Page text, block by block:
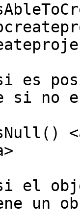
es
si no
el
un